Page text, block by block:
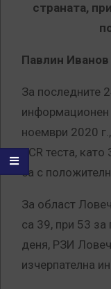
страната,
Павлин Иванов
За последните
информационен
ноември 2020
PCR теста, като
са с
За област
са 39, при 53
деня, РЗИ
изчерпателна